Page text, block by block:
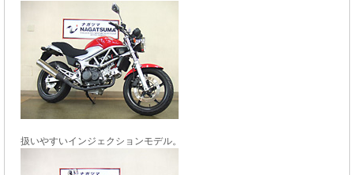
扱いやすいインジェクションモデル。